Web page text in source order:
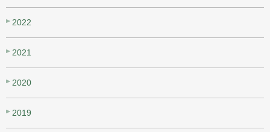
2022
2021
2020
2019